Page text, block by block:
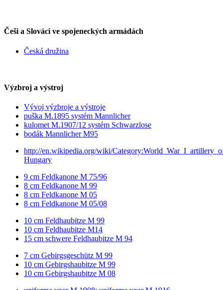
Češi a Slováci ve spojeneckých armádách
Česká družina
Výzbroj a výstroj
Vývoj výzbroje a výstroje
puška M.1895 systém Mannlicher
kulomet M.1907/12 systém Schwarzlose
bodák Mannlicher M95
http://en.wikipedia.org/wiki/
Hungary
9 cm Feldkanone M 75/96
8 cm Feldkanone M 99
8 cm Feldkanone M 05
8 cm Feldkanone M 05/08
10 cm Feldhaubitze M 99
10 cm Feldhaubitze M14
15 cm schwere Feldhaubitze M 94
7 cm Gebirgsgeschütz M 99
10 cm Gebirgshaubitze M 99
10 cm Gebirgshaubitze M 08